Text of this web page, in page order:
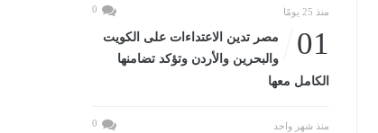
منذ 25 يومًا 0
01
مصر تدين الاعتداءات على الكويت
والبحرين والأردن وتؤكد تضامنها
الكامل معها
منذ شهر واحد 0